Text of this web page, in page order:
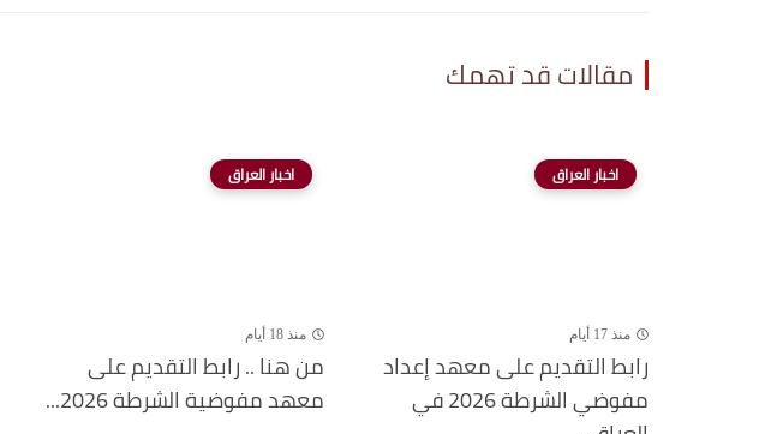
مقالات قد تهمك
اخبار العراق
منذ 17 أيام
رابط التقديم على معهد إعداد
مفوضي الشرطة 2026 في
اخبار العراق
منذ 18 أيام
من هنا .. رابط التقديم على
معهد مفوضية الشرطة 2026...